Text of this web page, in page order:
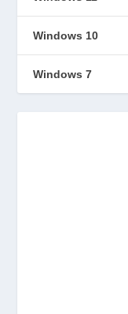
Windows 10
Windows 7